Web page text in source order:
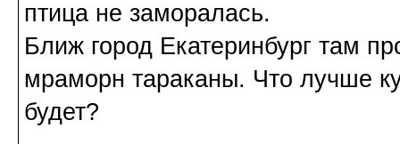
птица не заморалась.
Ближ город Екатеринбург там
мраморн тараканы. Что лучше
будет?